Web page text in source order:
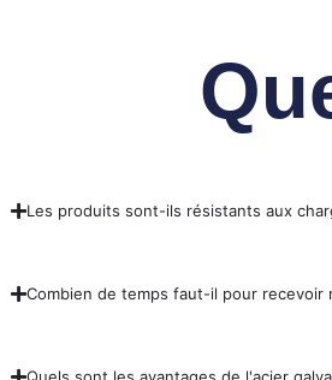
Les produits sont-ils résistants aux
Combien de temps faut-il pour recevoir
Quels sont les avantages de l'acier